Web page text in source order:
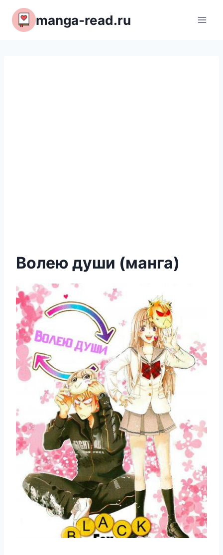
Перейти
содержимому
manga-read.ru
Волею души (манга)